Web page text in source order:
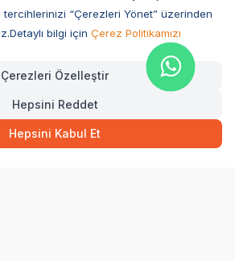
“Çerezleri Yönet” üzerinden
bilgi için Çerez Politikamızı
Çerezleri Özelleştir
Hepsini Reddet
Hepsini Kabul Et